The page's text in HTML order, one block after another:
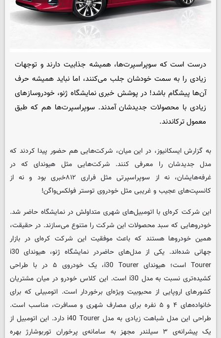
درست است که سوپراسپرت‌ها، همیشه جذابیت دارند و توجهات
زیادی را به سمت خودشان جلب می‌کنند، اما نباید همیشه حرف
آن‌ها پیشگام باشد! در پوشش خبری نمایشگاه ژنو، خودروسازهای
زیادی با محصولات جدیدشان آمدند. سوپراسپرت‌ها هم که طبق
معمول ترکاندند.
به گزارش ایسکانیوز، در این میان، شرکت‌هایی هم حضور پیدا کردند که
مدل جدیدشان را معرفی کنند. شرکت‌هایی مثل هیوندای که در
غرفه‌هایشان، نه از سوپراسپرتی مثل فراری ۸۱۲خبری بود و نه از
کانسپت‌های عجیب و غریبی مثل خودروی توستر فولکس‌واگن!
این شرکت کره‌ای با اتومبیل‌های شهری متداولش در نمایشگاه حاضر شد.
خودروهایی که سبد محصولات این شرکت را متنوع می‌سازند. در حقیقت،
همین خودروها هستند که باعث موفقیت این شرکت کره‌ای در بازار
جهانی شده‌اند. یکی از مدل‌های حاضردر نمایشگاه ژنو، هیوندای i30
Tourer است؛ هیوندای i30 Tourer، یک خودروی ۵ در با طراحی
کشیده‌تری نسبت به مدل i30 است. این کلاس خودرو در میان مشتریان
کشورهای اروپایی از محبوبیت ویژه‌ای برخوردار است. اتومبیلی که برای
خانواده‌های ۴ و ۵ نفره برای مصارف شهری و مسافرت، مناسب است.
طراحی این مدل شباهت زیادی به مدل i40 Tourer دارد. این اتومبیل از
یک پیشرانه‌ی ۳ سیلندر مجهز به سامانه‌ی پرخوران توربوشارژ بهره